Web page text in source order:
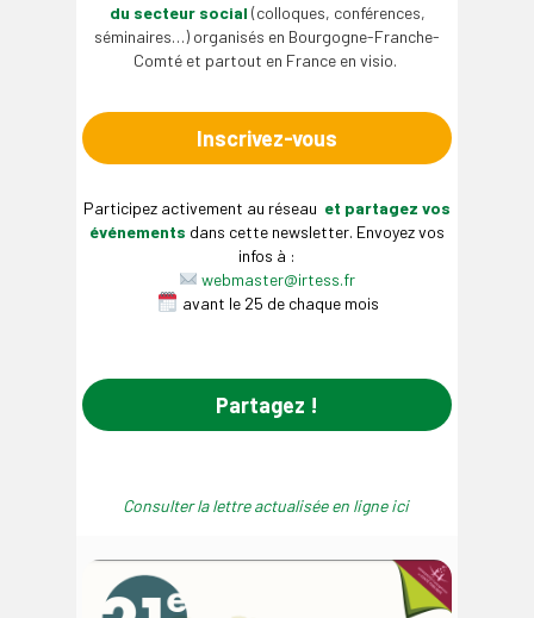
du secteur social (colloques, conférences,
séminaires…) organisés en Bourgogne-Franche-
Comté et partout en France en visio.
Inscrivez-vous
Participez activement au réseau et partagez vos
événements dans cette newsletter. Envoyez vos
infos à :
webmaster@irtess.fr
avant le 25 de chaque mois
Partagez !
Consulter la lettre actualisée en ligne ici